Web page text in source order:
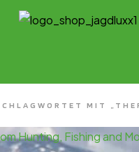
MIT
Hunting, Fishing and